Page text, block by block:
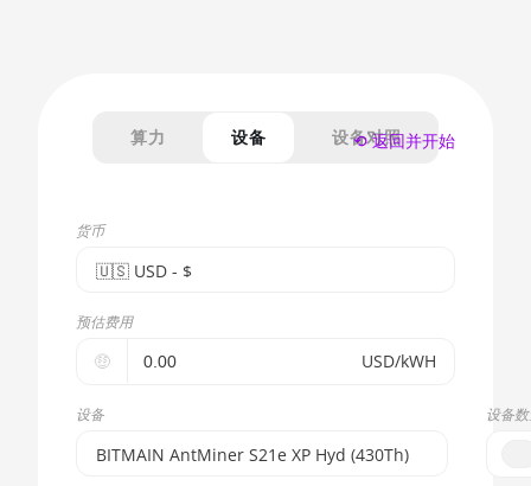
算力 设备 设备对照
货币
🇺🇸ㅤ USD - $
🇪🇺ㅤ EUR - €
🇺🇸ㅤ USD - $
🇨🇳ㅤ CNY - CN¥
🇬🇧ㅤ GBP - £
预估费用
🤑 USD/kWH
设备
BITMAIN AntMiner S21e XP Hyd (430Th)
设备
⟲ 返回并开始